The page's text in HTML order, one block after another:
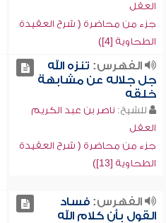
العقل
جزء من محاضرة ( شرح العقيدة
الطحاوية [4])
الفهرس: تنزه الله
جل جلاله عن مشابهة
خلقه
للشيخ: ناصر بن عبد الكريم
العقل
جزء من محاضرة ( شرح العقيدة
الطحاوية [13])
الفهرس:فساد
القول بأن كلام الله